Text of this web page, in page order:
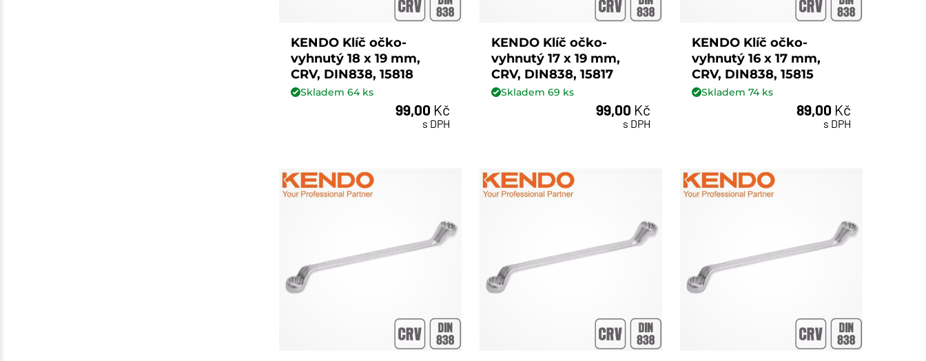
KENDO Klíč očko-
vyhnutý 18 x 19 mm,
CRV, DIN838, 15818
Skladem64ks
99,00 Kč
s DPH
KENDO Klíč očko-
vyhnutý 17 x 19 mm,
CRV, DIN838, 15817
Skladem69 ks
99,00 Kč
s DPH
KENDO Klíč očko-
vyhnutý 16 x 17 mm,
CRV, DIN838, 15815
Skladem74ks
89,00 Kč
s DPH